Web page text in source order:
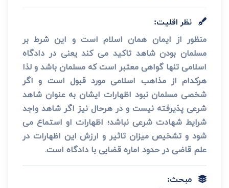
نظر اقلیت:
منظور از ایمان همان اسلام است و این شرط بر
مسلمان بودن شاهد تاکید می کند یعنی در دادگاه
اسلامی تنها گواهی معتبر است که مسلمان باشد و لذا
هرکدام از مذاهب اسلامی مورد قبول است و اگر
شخصی مسلمان نبود اظهارات ایشان به عنوان شاهد
شرعی پذیرفته نیست و در هرحال نیز اگر شاهد واجد
شرایط شهادت شرعی نباشد؛ اظهارات او استماع می
شود و تشخیص میزان تاثیر و ارزش این اظهارات در
علم قاضی در حدود اماره قضایی با دادگاه است.
مبحث: